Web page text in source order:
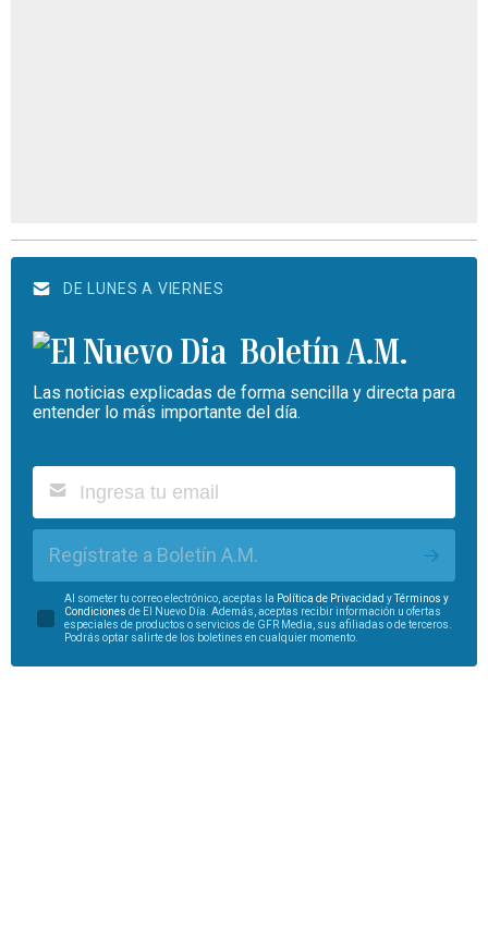
DE LUNES A VIERNES
Boletín A.M.
Las noticias explicadas de forma sencilla y directa para
entender lo más importante del día.
Regístrate a Boletín A.M.
Al someter tu correo electrónico, aceptas la Política de Privacidad yTérminos y
Condiciones de El Nuevo Día. Además, aceptas recibir información u ofertas
especiales de productos o servicios de GFR Media, sus afiliadas o de terceros.
Podrás optar salirte de los boletines en cualquier momento.